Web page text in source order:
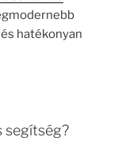
hatékonyan
segítség?